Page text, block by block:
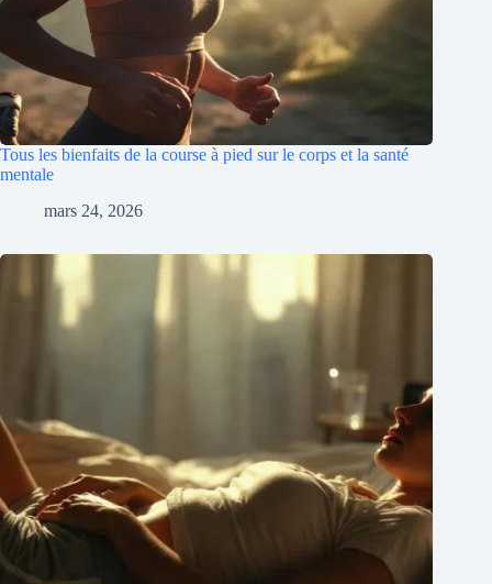
Tous les bienfaits de la course à pied sur le corps et la santé
mentale
mars 24, 2026